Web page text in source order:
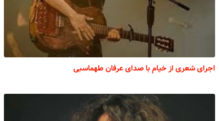
اجرای شعری از خیام با صدای عرفان طهماسبی